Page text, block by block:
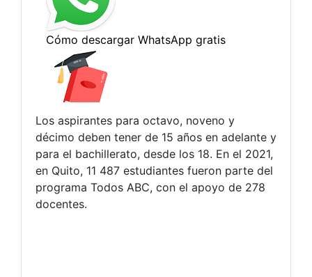
Los aspirantes para octavo, noveno y
décimo deben tener de 15 años en adelante y
para el bachillerato, desde los 18. En el 2021,
en Quito, 11 487 estudiantes fueron parte del
programa Todos ABC, con el apoyo de 278
docentes.